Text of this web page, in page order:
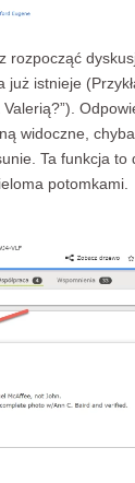
rozpocząć
już istnieje
widoczne,
Ta funkcja to
potomkami.